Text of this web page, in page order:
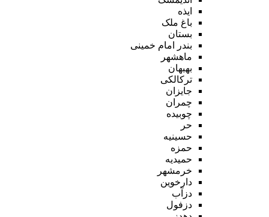
ایذه
باغ ملک
بستان
بندر امام خمینی
ماهشهر
بهبهان
ترکالکی
جایزان
چمران
چوبیده
حر
حسینیه
حمزه
حمیدیه
خرمشهر
دارخوین
دزآب
دزفول